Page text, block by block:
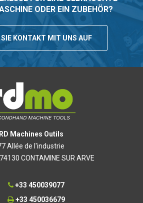
ODER EIN ZUBEHÖR?
SIE KONTAKT MIT UNS AUF
RD Machines Outils
Allée de l'industrie
CONTAMINE SUR ARVE
+33 450039077
+33 450036679